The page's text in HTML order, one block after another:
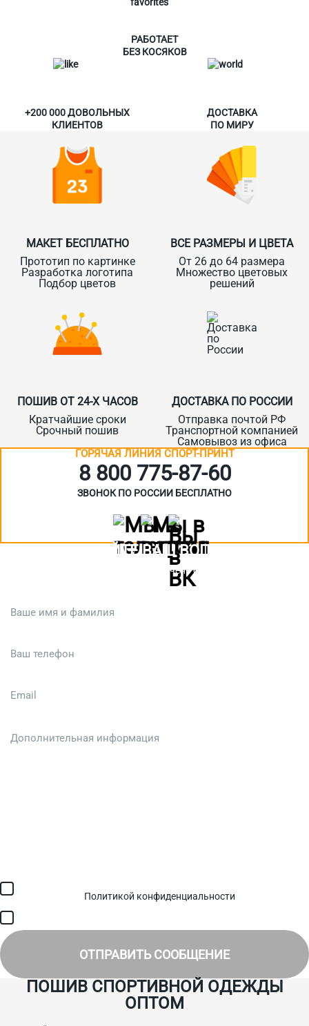
РАБОТАЕТ
БЕЗ КОСЯКОВ
+200 000 ДОВОЛЬНЫХ
КЛИЕНТОВ
ДОСТАВКА
ПО МИРУ
МАКЕТ БЕСПЛАТНО
Прототип по картинке
Разработка логотипа
Подбор цветов
ВСЕ РАЗМЕРЫ И ЦВЕТА
От 26 до 64 размера
Множество цветовых
решений
ПОШИВ ОТ 24-Х ЧАСОВ
Кратчайшие сроки
Срочный пошив
ДОСТАВКА ПО РОССИИ
Отправка почтой РФ
Транспортной компанией
Самовывоз из офиса
ГОРЯЧАЯ ЛИНИЯ СПОРТ-ПРИНТ
8 800 775‑87-60
ЗВОНОК ПО РОССИИ БЕСПЛАТНО
ЗАДАЙТЕ ВАШ ВОПРОС
Или кратко опишите ситуацию. Мы очень быстро свяжемся с вами
Политикой конфиденциальности
ОТПРАВИТЬ СООБЩЕНИЕ
ПОШИВ СПОРТИВНОЙ ОДЕЖДЫ
ОПТОМ